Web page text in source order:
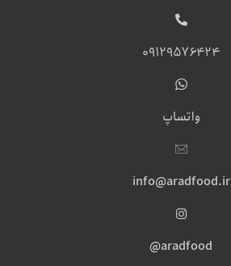
09129576424
واتساپ
info@aradfood.ir
aradfood@